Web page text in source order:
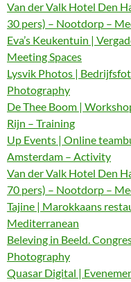
Van der Valk Hotel Den
30 pers) – Nootdorp –
Eva’s Keukentuin |
Meeting Spaces
Lysvik Photos |
Photography
De Thee Boom |
Rijn – Training
Up Events | Online
Amsterdam – Activity
Van der Valk Hotel Den
70 pers) – Nootdorp –
Tajine | Marokkaans
Mediterranean
Beleving in Beeld.
Photography
Quasar Digital |